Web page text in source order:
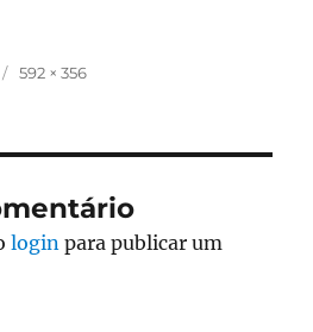
Tamanho
592 × 356
login para publicar um